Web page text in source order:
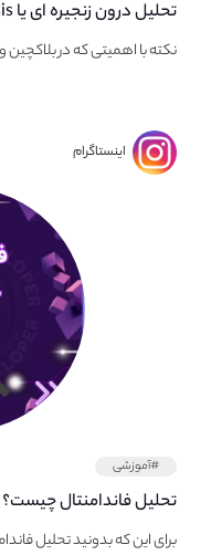
تحلیل درون زنجیره ای یا On-chain Analysis
نکته با اهمیتی که در بلاکچین
اینستاگرام
#آموزشی
تحلیل فاندامنتال چیست؟
برای این که بدونید تحلیل